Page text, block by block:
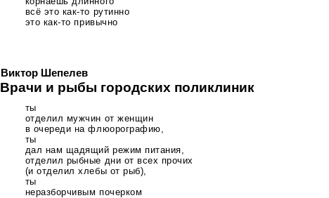
всё это как-то рутинно
это как-то привычно
Виктор Шепелев
Врачи и рыбы городских поликлиник
ты
отделил мужчин от женщин
в очереди на флюорографию,
ты
дал нам щадящий режим питания,
отделил рыбные дни от всех прочих
(и отделил хлебы от рыб),
ты
неразборчивым почерком